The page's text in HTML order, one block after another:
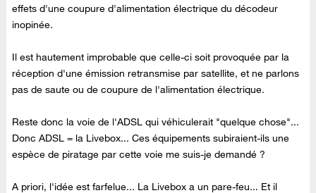
effets d'une coupure d'alimentation électrique du décodeur
inopinée.
Il est hautement improbable que celle-ci soit provoquée par la
réception d'une émission retransmise par satellite, et ne parlons
pas de saute ou de coupure de l'alimentation électrique.
Reste donc la voie de l'ADSL qui véhiculerait "quelque chose"...
Donc ADSL = la Livebox... Ces équipements subiraient-ils une
espèce de piratage par cette voie me suis-je demandé ?
A priori, l'idée est farfelue... La Livebox a un pare-feu... Et il